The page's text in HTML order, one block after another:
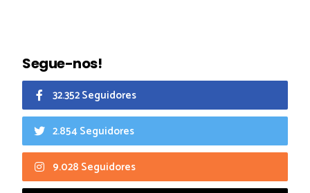
Segue-nos!
32.352 Seguidores
2.854 Seguidores
9.028 Seguidores